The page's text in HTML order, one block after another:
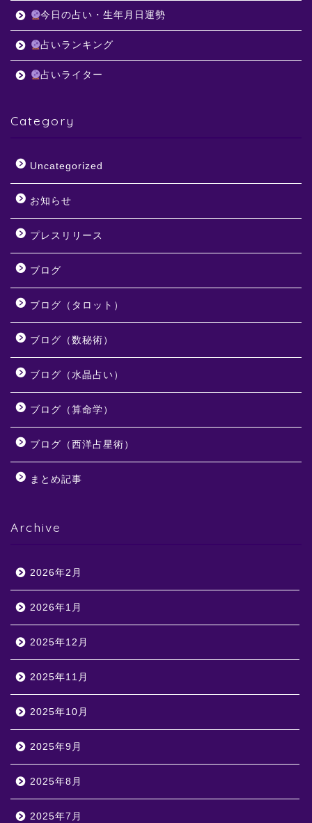
今日の占い・生年月日運勢
占いランキング
占いライター
Category
Uncategorized
お知らせ
プレスリリース
ブログ
ブログ（タロット）
ブログ（数秘術）
ブログ（水晶占い）
ブログ（算命学）
ブログ（西洋占星術）
まとめ記事
Archive
2026年2月
2026年1月
2025年12月
2025年11月
2025年10月
2025年9月
2025年8月
2025年7月